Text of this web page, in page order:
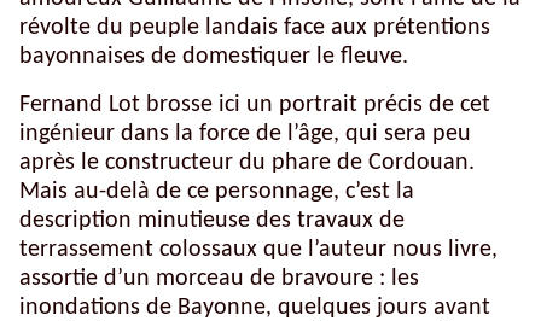
révolte du peuple landais face aux prétentions
bayonnaises de domestiquer le fleuve.
Fernand Lot brosse ici un portrait précis de cet
ingénieur dans la force de l’âge, qui sera peu
après le constructeur du phare de Cordouan.
Mais au-delà de ce personnage, c’est la
description minutieuse des travaux de
terrassement colossaux que l’auteur nous livre,
assortie d’un morceau de bravoure : les
inondations de Bayonne, quelques jours avant